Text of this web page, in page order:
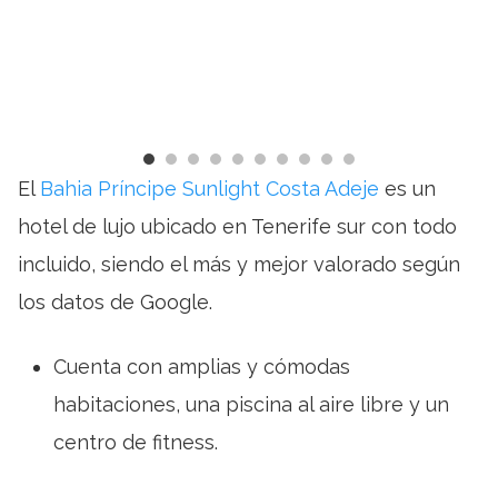
ElBahia Príncipe Sunlight Costa Adeje es un
hotel de lujo ubicado en Tenerife sur con todo
incluido, siendo el más y mejor valorado según
los datos de Google.
Cuenta con amplias y cómodas
habitaciones, una piscina al aire libre y un
centro de fitness.